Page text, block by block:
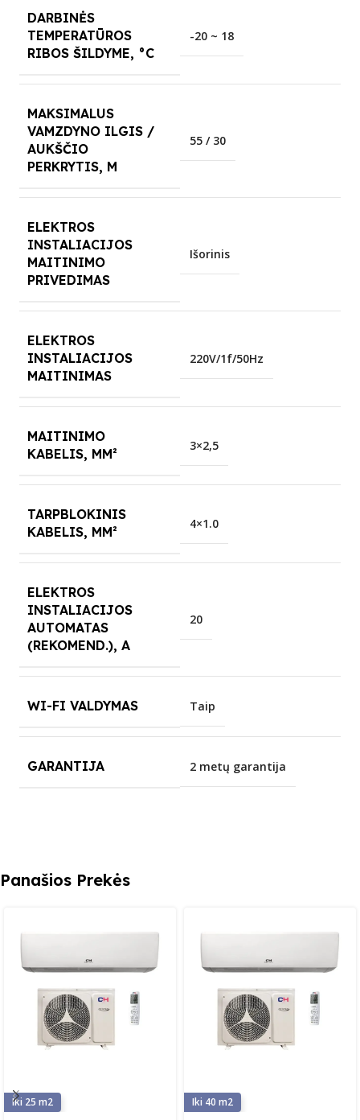
DARBINĖS
TEMPERATŪROS
RIBOS ŠILDYME, °C
-20 ~ 18
MAKSIMALUS
VAMZDYNO ILGIS /
AUKŠČIO
PERKRYTIS, M
55 / 30
ELEKTROS
INSTALIACIJOS
MAITINIMO
PRIVEDIMAS
Išorinis
ELEKTROS
INSTALIACIJOS
MAITINIMAS
220V/1f/50Hz
MAITINIMO
KABELIS, MM²
3×2,5
TARPBLOKINIS
KABELIS, MM²
4×1.0
ELEKTROS
INSTALIACIJOS
AUTOMATAS
(REKOMEND.), A
20
WI-FI VALDYMAS Taip
GARANTIJA 2 metų garantija
Panašios Prekės
25 40